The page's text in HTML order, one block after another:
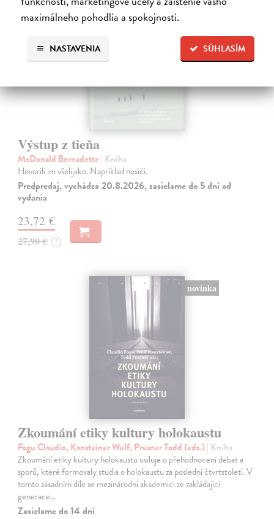
maximálneho pohodlia a spokojnosti.
SÚHLASÍM
NASTAVENIA
Výstup z tieňa
McDonald Bernadette | Kniha
Hovorili im všelijako. Napríklad nosiči.
Predpredaj, vychádza 20.8.2026, zasielame do 5 dní od
vydania
23,72 €
27,90 € ?
novinka
Zkoumání etiky kultury holokaustu
Fogu Claudio, Kansteiner Wulf, Presner Todd (eds.)| Kniha
Zkoumání etiky kultury holokaustu usiluje o přehodnocení debat a
sporů, které formovaly studia o holokaustu za poslední čtvrtstoletí. V
tomto zásadním díle se mezinárodní akademici ze zakládající
generace…
Zasielame do 14 dní